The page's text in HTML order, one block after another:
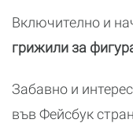
Включително и
грижили за
Забавно и
във Фейсбук